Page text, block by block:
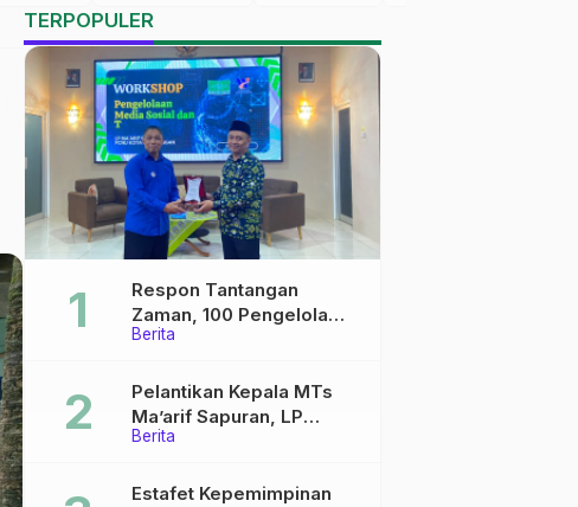
TERPOPULER
Berita
Respon Tantangan
Zaman, 100 Pengelola
Medsos Sekolah Ma’arif
Pelatihan Literasi Digital
Berita
Pelantikan Kepala MTs
Ma’arif Sapuran, LP
Ma’arif NU Wonosobo
Kepemimpinan Nahdliyah
Estafet Kepemimpinan